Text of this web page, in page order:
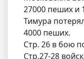
27000 пеших и
Тимура
4000 пеших.
Стр. 26 в бою
Стр.27-28